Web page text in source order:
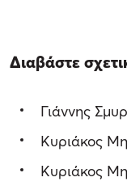
Διαβάστε
Γιάννης
Κυριάκος
Κυριάκος